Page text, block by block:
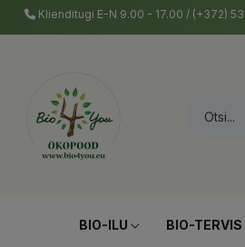
Klienditugi E-N 9.00 - 17.00 / (+372)
BIO-ILU BIO-TERVIS